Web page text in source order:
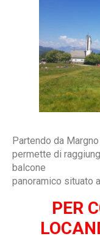
Partendo da
permette di
balcone
panoramico situato
PER